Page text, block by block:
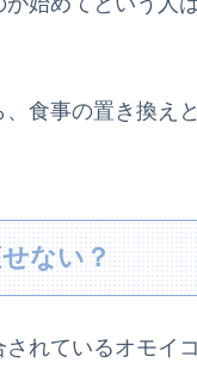
食事の置き換え
ない？
れているオモイ